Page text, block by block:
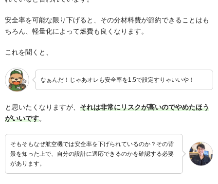
安全率を可能な限り下げると、その分材料費が節約できることはも
ちろん、軽量化によって燃費も良くなります。
これを聞くと、
なぁんだ！じゃあオレも安全率を1.5で設定すりゃいいや！
と思いたくなりますが、 それは非常にリスクが高いのでやめたほう
がいいです。
そもそもなぜ航空機では安全率を下げられているのか？その背
景を知った上で、自分の設計に適応できるのかを確認する必要
があります。